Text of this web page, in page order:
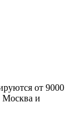
от 9000
Москва и